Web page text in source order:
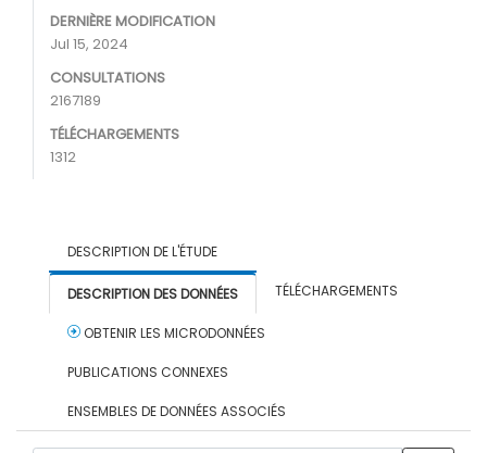
DERNIÈRE MODIFICATION
Jul 15, 2024
CONSULTATIONS
2167189
TÉLÉCHARGEMENTS
1312
DESCRIPTION DE L'ÉTUDE
DESCRIPTION DES DONNÉES TÉLÉCHARGEMENTS
OBTENIR LES MICRODONNÉES
PUBLICATIONS CONNEXES
ENSEMBLES DE DONNÉES ASSOCIÉS